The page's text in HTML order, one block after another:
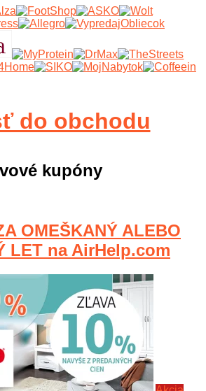
do obchodu
kupóny
OMEŠKANÝ ALEBO
LET na AirHelp.com